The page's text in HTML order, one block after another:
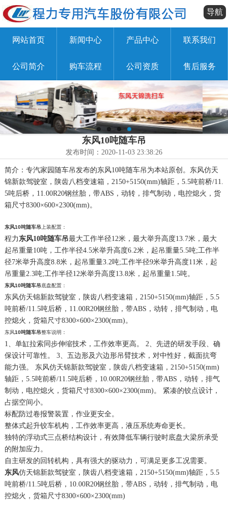
导航
网站首页 新闻中心 产品中心 联系我们
公司简介 购车流程 公司资质 售后服务
东风10吨随车吊
发布时间：2020-11-03 23:38:26
简介：专汽家园随车吊发布的东风10吨随车吊为本站原创。东风仿天
锦新款驾驶室，陕齿八档变速箱，2150+5150(mm)轴距，5.5吨前桥/11.
5吨后桥，11.00R20钢丝胎，带ABS，动转，排气制动，电控熄火，货
箱尺寸8300×600×2300(mm)。
东风10吨随车吊 上装配置：
程力 东风10吨随车吊最大工作半径12米，最大举升高度13.7米，最大
起吊重量10吨，工作半径4.5米举升高度6.2米，起吊重量5.5吨;工作半
径7米举升高度8.8米，起吊重量3.2吨;工作半径9米举升高度11米，起
吊重量2.3吨;工作半径12米举升高度13.8米，起吊重量1.5吨。
东风10吨随车吊底盘配置：
东风仿天锦新款驾驶室，陕齿八档变速箱，2150+5150(mm)轴距，5.5
吨前桥/11.5吨后桥，11.00R20钢丝胎，带ABS，动转，排气制动，电
控熄火，货箱尺寸8300×600×2300(mm)。
东风10吨随车吊整车说明：
1、单缸拉索同步伸缩技术，工作效率更高。 2、先进的研发手段、确
保设计可靠性。 3、五边形及六边形吊臂技术，对中性好，截面抗弯
能力强。 东风仿天锦新款驾驶室，陕齿八档变速箱，2150+5150(mm)
轴距，5.5吨前桥/11.5吨后桥，10.00R20钢丝胎，带ABS，动转，排气
制动，电控熄火，货箱尺寸8300×600×2300(mm)。 紧凑的铰点设计，
占据空间小。
标配防过卷报警装置，作业更安全。
整体式起升铰车机构，工作效率更高，液压系统寿命更长。
独特的浮动式三点桥结构设计，有效降低车辆行驶时底盘大梁所承受
的附加应力。
自主研发的回转机构，具有强大的驱动力，可满足更多工况需要。
东风仿天锦新款驾驶室，陕齿八档变速箱，2150+5150(mm)轴距，5.5
吨前桥/11.5吨后桥，10.00R20钢丝胎，带ABS，动转，排气制动，电
控熄火，货箱尺寸8300×600×2300(mm)